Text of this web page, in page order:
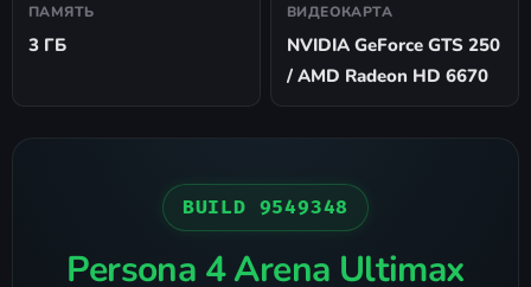
ПАМЯТЬ
3 ГБ
ВИДЕОКАРТА
NVIDIA GeForce GTS 250
/ AMD Radeon HD 6670
BUILD 9549348
Persona 4 Arena Ultimax